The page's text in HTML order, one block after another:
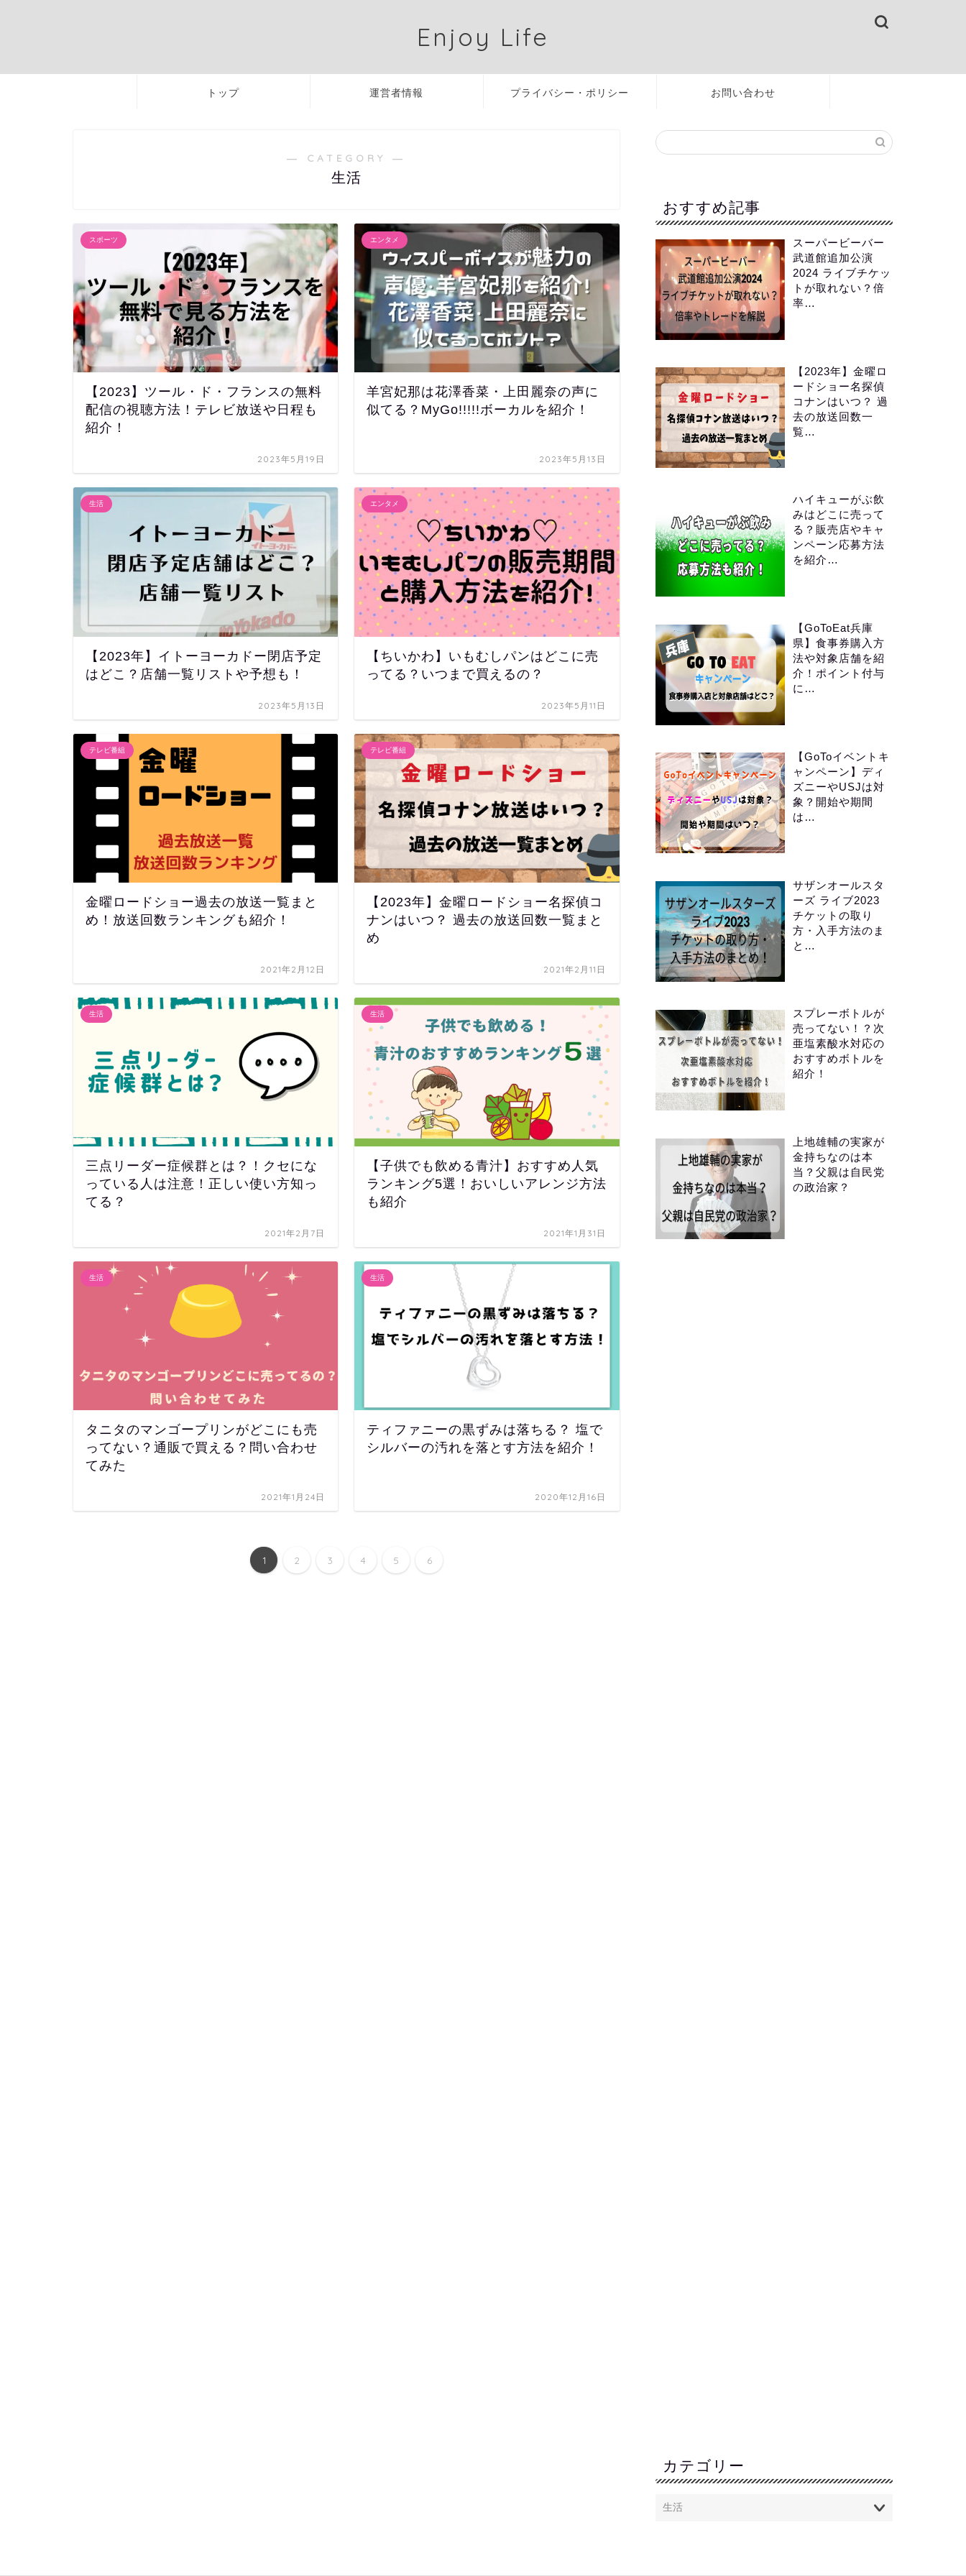
Enjoy Life
トップ 運営者情報 プライバシー・ポリシー お問い合わせ
― CATEGORY ―
生活
スポーツ
【2023】ツール・ド・フランスの無料
配信の視聴方法！テレビ放送や日程も
紹介！
2023年5月19日
エンタメ
羊宮妃那は花澤香菜・上田麗奈の声に
似てる？MyGo!!!!!ボーカルを紹介！
2023年5月13日
生活
【2023年】イトーヨーカドー閉店予定
はどこ？店舗一覧リストや予想も！
2023年5月13日
エンタメ
【ちいかわ】いもむしパンはどこに売
ってる？いつまで買えるの？
2023年5月11日
テレビ番組
金曜ロードショー過去の放送一覧まと
め！放送回数ランキングも紹介！
2021年2月12日
テレビ番組
【2023年】金曜ロードショー名探偵コ
ナンはいつ？ 過去の放送回数一覧まと
め
2021年2月11日
生活
三点リーダー症候群とは？！クセにな
っている人は注意！正しい使い方知っ
てる？
2021年2月7日
生活
【子供でも飲める青汁】おすすめ人気
ランキング5選！おいしいアレンジ方法
も紹介
2021年1月31日
生活
タニタのマンゴープリンがどこにも売
ってない？通販で買える？問い合わせ
てみた
2021年1月24日
生活
ティファニーの黒ずみは落ちる？ 塩で
シルバーの汚れを落とす方法を紹介！
2020年12月16日
1 2 3 4 5 6
おすすめ記事
スーパービーバー
武道館追加公演
2024 ライブチケッ
トが取れない？倍
率…
【2023年】金曜ロ
ードショー名探偵
コナンはいつ？ 過
去の放送回数一
覧…
ハイキューがぶ飲
みはどこに売って
る？販売店やキャ
ンペーン応募方法
を紹介…
【GoToEat兵庫
県】食事券購入方
法や対象店舗を紹
介！ポイント付与
に…
【GoToイベントキ
ャンペーン】ディ
ズニーやUSJは対
象？開始や期間
は…
サザンオールスタ
ーズ ライブ2023
チケットの取り
方・入手方法のま
と…
スプレーボトルが
売ってない！？次
亜塩素酸水対応の
おすすめボトルを
紹介！
上地雄輔の実家が
金持ちなのは本
当？父親は自民党
の政治家？
カテゴリー